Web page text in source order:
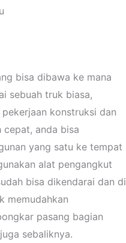
bisa dibawa ke mana
sebuah truk biasa,
konstruksi dan
cepat, anda bisa
yang satu ke tempat
alat pengangkut
bisa dikendarai dan di
memudahkan
pasang bagian
sebaliknya.